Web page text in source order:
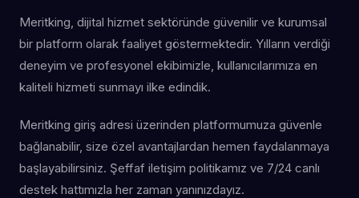
Meritking, dijital hizmet sektöründe güvenilir ve kurumsal
bir platform olarak faaliyet göstermektedir. Yılların verdiği
deneyim ve profesyonel ekibimizle, kullanıcılarımıza en
kaliteli hizmeti sunmayı ilke edindik.
Meritking giriş adresi üzerinden platformumuza güvenle
bağlanabilir, size özel avantajlardan hemen faydalanmaya
başlayabilirsiniz. Şeffaf iletişim politikamız ve 7/24 canlı
destek hattımızla her zaman yanınızdayız.